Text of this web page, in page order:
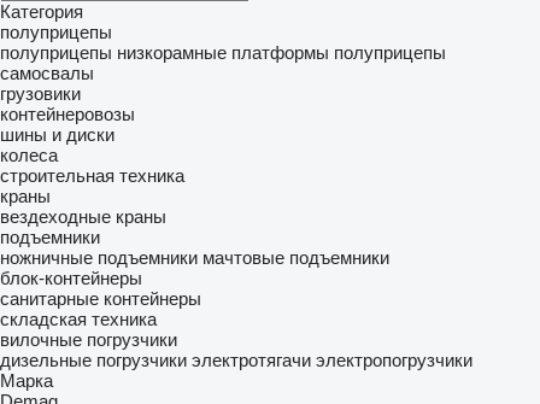
Категория
полуприцепы
полуприцепы низкорамные платформы полуприцепы
самосвалы
грузовики
контейнеровозы
шины и диски
колеса
строительная техника
краны
вездеходные краны
подъемники
ножничные подъемники мачтовые подъемники
блок-контейнеры
санитарные контейнеры
складская техника
вилочные погрузчики
дизельные погрузчики электротягачи электропогрузчики
Марка